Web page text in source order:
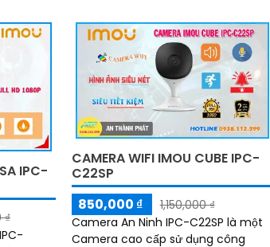
IPC-
₫
CAMERA WIFI IMOU CUBE IPC-
C22SP
850,000 ₫
1,150,000 ₫
Camera An Ninh IPC-C22SP là một
Camera cao cấp sử dụng công